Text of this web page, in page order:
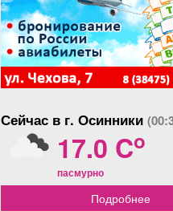
Сейчас в г. Осинники
17.0 Co
пасмурно
Подробнее